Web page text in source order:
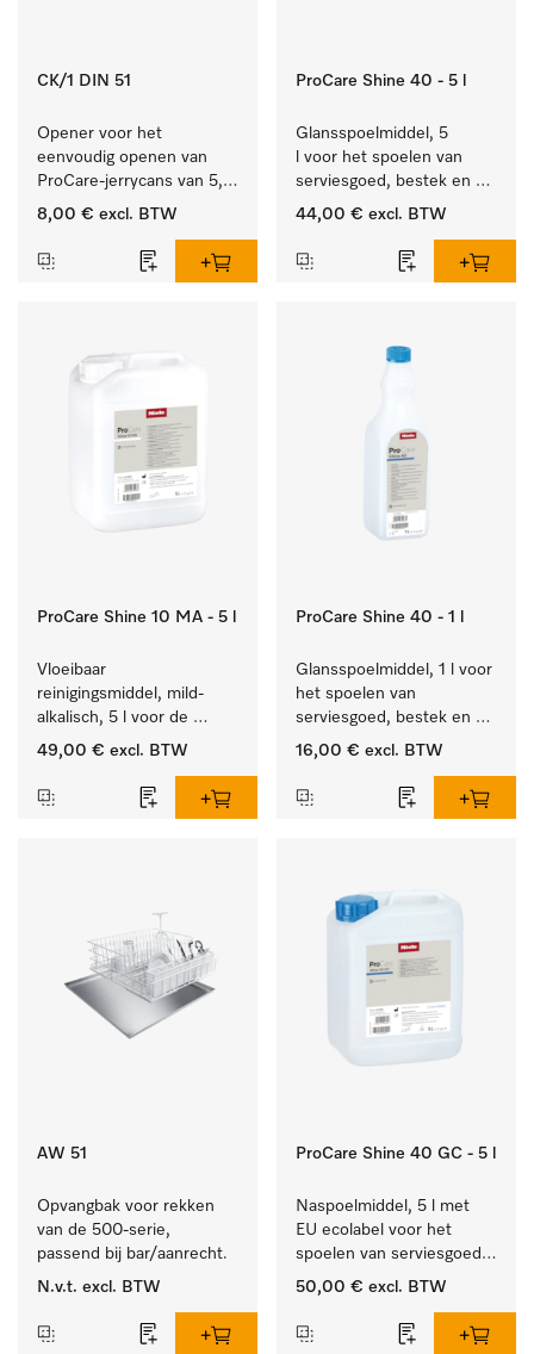
CK/1 DIN 51
Opener voor het
eenvoudig openen van
ProCare-jerrycans van 5,
10 en 20 l.
8,00 € excl. BTW
ProCare Shine 40 - 5 l
Glansspoelmiddel, 5
l voor het spoelen van
serviesgoed, bestek en
ideaal voor glazen.
44,00 € excl. BTW
ProCare Shine 10 MA - 5 l
Vloeibaar
reinigingsmiddel, mild-
alkalisch, 5 l voor de
reiniging van lichte
bestek en glazen.
49,00 € excl. BTW
ProCare Shine 40 - 1 l
Glansspoelmiddel, 1 l voor
het spoelen van
serviesgoed, bestek en
ideaal voor glazen.
16,00 € excl. BTW
AW 51
Opvangbak voor rekken
van de 500-serie,
passend bij bar/aanrecht.
N.v.t. excl. BTW
ProCare Shine 40 GC - 5 l
Naspoelmiddel, 5 l met
EU ecolabel voor het
spoelen van serviesgoed,
bestek en glazen.
50,00 € excl. BTW